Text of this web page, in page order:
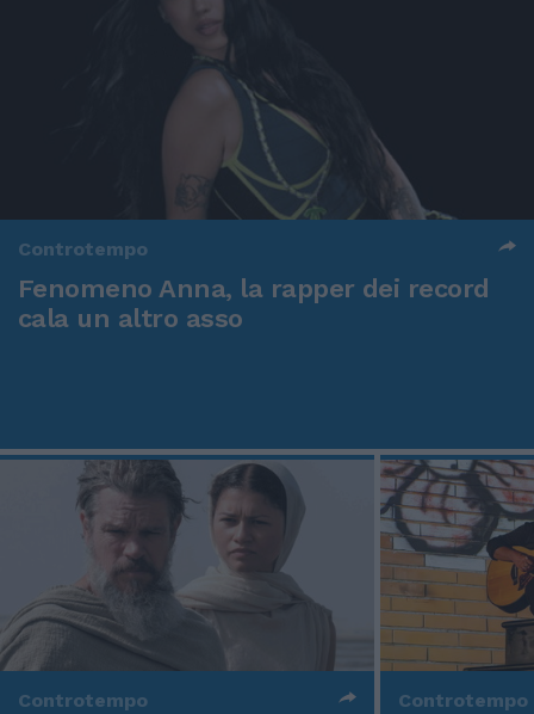
Controtempo
Fenomeno Anna, la rapper dei record
cala un altro asso
Controtempo Controtempo